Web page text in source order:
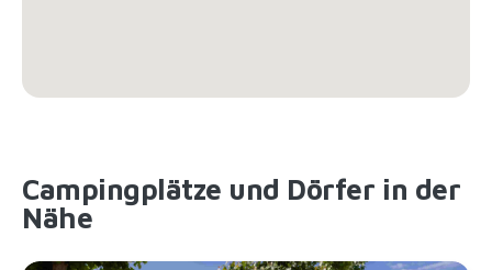
Campingplätze und Dörfer in der
Nähe